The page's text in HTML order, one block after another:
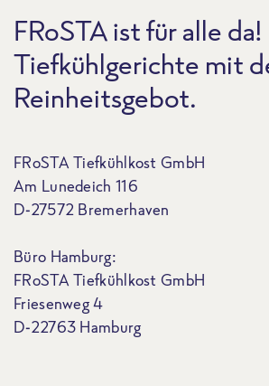
FRoSTA ist für alle da!
Tiefkühlgerichte mit
Reinheitsgebot.
FRoSTA Tiefkühlkost GmbH
Am Lunedeich 116
D-27572 Bremerhaven
Büro Hamburg:
FRoSTA Tiefkühlkost GmbH
Friesenweg 4
D-22763 Hamburg